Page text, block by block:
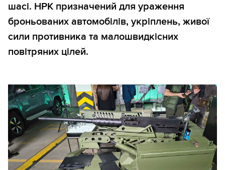
шасі. НРК призначений для ураження
броньованих автомобілів, укріплень, живої
сили противника та малошвидкісних
повітряних цілей.